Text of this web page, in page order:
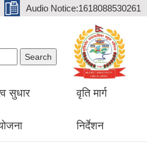
Audio Notice:1618088530261
सुधार वृति मार्ग
निर्देशन